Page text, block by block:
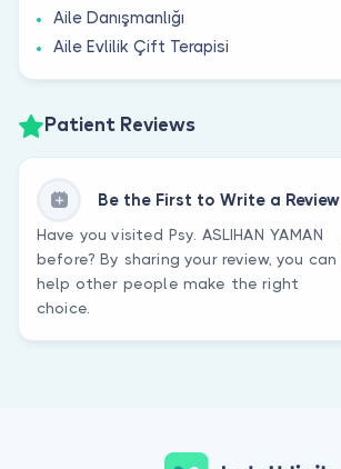
Aile Danışmanlığı
Aile Evlilik Çift Terapisi
Patient Reviews
Be the First to Write a Review
Have you visited Psy. ASLIHAN YAMAN
before? By sharing your review, you can
help other people make the right
choice.